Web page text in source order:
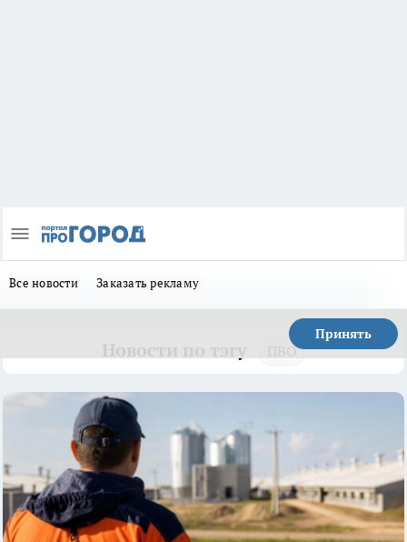
Все новости Заказать рекламу
Принять
ПВО